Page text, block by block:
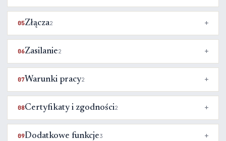
05Złącza2
06Zasilanie2
07Warunki pracy2
08Certyfikaty i zgodności2
09Dodatkowe funkcje3